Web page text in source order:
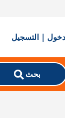
| التسجيل
بحث